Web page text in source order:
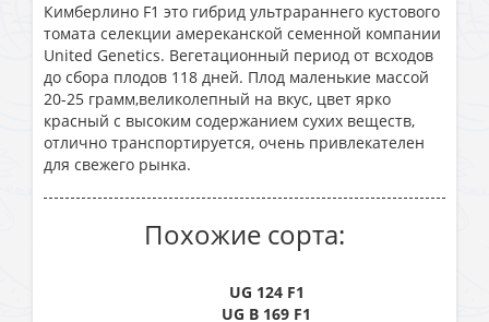
Кимберлино F1 это гибрид ультрараннего кустового
томата селекции амереканской семенной компании
United Genetics. Вегетационный период от всходов
до сбора плодов 118 дней. Плод маленькие массой
20-25 грамм,великолепный на вкус, цвет ярко
красный с высоким содержанием сухих веществ,
отлично транспортируется, очень привлекателен
для свежего рынка.
Похожие сорта:
UG 124 F1
UG B 169 F1